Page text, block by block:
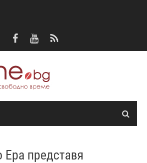
Ера представя